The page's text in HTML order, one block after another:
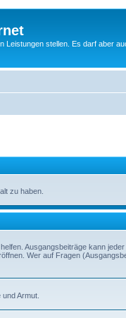
Leistungen stellen. Es darf aber
zu haben.
Ausgangsbeiträge kann jeder
Wer auf Fragen
Armut.